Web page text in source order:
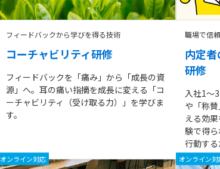
フィードバックから学びを得る技術
コーチャビリティ研修
フィードバックを「痛み」から「成長の資
源」へ。耳の痛い指摘を成長に変える「コ
ーチャビリティ（受け取る力）」を学びま
す。
職場で信
内定
研修
入社1～
や「称
える効
験で得
行動す
オンライン対応 オンライン対